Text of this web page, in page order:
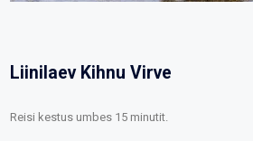
Liinilaev Kihnu Virve
Reisi kestus umbes 15 minutit.